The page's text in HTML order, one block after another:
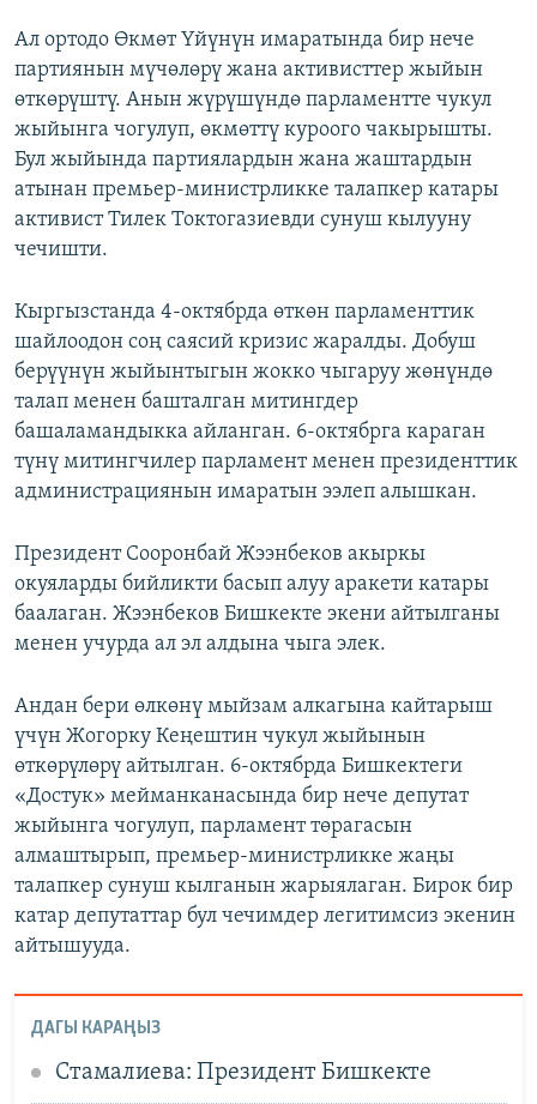
Ал ортодо Өкмөт Үйүнүн имаратында бир нече
партиянын мүчөлөрү жана активисттер жыйын
өткөрүштү. Анын жүрүшүндө парламентте чукул
жыйынга чогулуп, өкмөттү куроого чакырышты.
Бул жыйында партиялардын жана жаштардын
атынан премьер-министрликке талапкер катары
активист Тилек Токтогазиевди сунуш кылууну
чечишти.
Кыргызстанда 4-октябрда өткөн парламенттик
шайлоодон соң саясий кризис жаралды. Добуш
берүүнүн жыйынтыгын жокко чыгаруу жөнүндө
талап менен башталган митингдер
башаламандыкка айланган. 6-октябрга караган
түнү митингчилер парламент менен президенттик
администрациянын имаратын ээлеп алышкан.
Президент Сооронбай Жээнбеков акыркы
окуяларды бийликти басып алуу аракети катары
баалаган. Жээнбеков Бишкекте экени айтылганы
менен учурда ал эл алдына чыга элек.
Андан бери өлкөнү мыйзам алкагына кайтарыш
үчүн Жогорку Кеңештин чукул жыйынын
өткөрүлөрү айтылган. 6-октябрда Бишкектеги
«Достук» мейманканасында бир нече депутат
жыйынга чогулуп, парламент төрагасын
алмаштырып, премьер-министрликке жаңы
талапкер сунуш кылганын жарыялаган. Бирок бир
катар депутаттар бул чечимдер легитимсиз экенин
айтышууда.
ДАГЫ КАРАҢЫЗ
Стамалиева: Президент Бишкекте